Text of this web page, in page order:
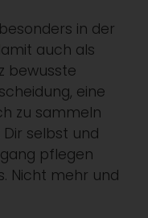
in der
auch als
bewusste
eine
zu sammeln
selbst und
pflegen
Nicht mehr und